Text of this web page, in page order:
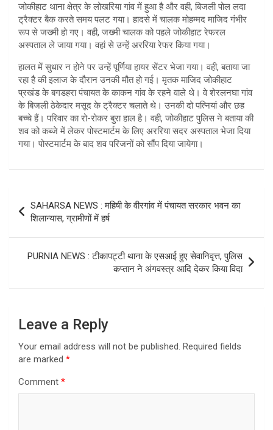
जोकीहाट थाना क्षेत्र के लोखरिया गांव में हुआ है और वही, बिजली पोल लदा
ट्रैक्टर बैक करते समय पलट गया। हादसे में चालक मोहम्मद माजिद गंभीर
रूप से जख्मी हो गए। वही, जख्मी चालक को पहले जोकीहाट रेफरल
अस्पताल ले जाया गया। वहां से उन्हें अररिया रेफर किया गया।
हालत में सुधार न होने पर उन्हें पूर्णिया हायर सेंटर भेजा गया। वही, बताया जा
रहा है की इलाज के दौरान उनकी मौत हो गई। मृतक माजिद जोकीहाट
प्रखंड के बगडहरा पंचायत के काकन गांव के रहने वाले थे। वे शेरलनघा गांव
के बिजली ठेकेदार मसूद के ट्रैक्टर चलाते थे। उनकी दो पत्नियां और छह
बच्चे हैं। परिवार का रो-रोकर बुरा हाल है। वही, जोकीहाट पुलिस ने बताया की
शव को कब्जे में लेकर पोस्टमार्टम के लिए अररिया सदर अस्पताल भेजा दिया
गया। पोस्टमार्टम के बाद शव परिजनों को सौंप दिया जायेगा।
navigation
SAHARSA NEWS : महिषी के वीरगांव में पंचायत सरकार भवन का
शिलान्यास, ग्रामीणों में हर्ष
PURNIA NEWS : टीकापट्टी थाना के एसआई हुए सेवानिवृत्त, पुलिस
कप्तान ने अंगवस्त्र आदि देकर किया विदा
Leave a Reply
Your email address will not be published. Required fields
are marked *
Comment *